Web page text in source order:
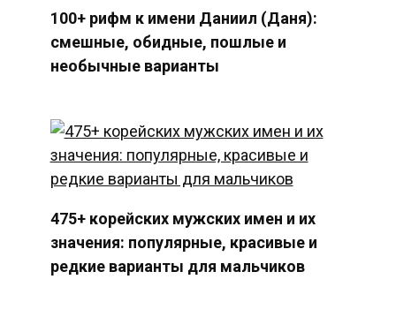
100+ рифм к имени Даниил (Даня):
смешные, обидные, пошлые и
необычные варианты
475+ корейских мужских имен и их
значения: популярные, красивые и
редкие варианты для мальчиков